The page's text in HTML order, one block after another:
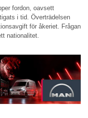
fordon, oavsett
i tid. Överträdelsen
för åkeriet. Frågan
nationalitet.